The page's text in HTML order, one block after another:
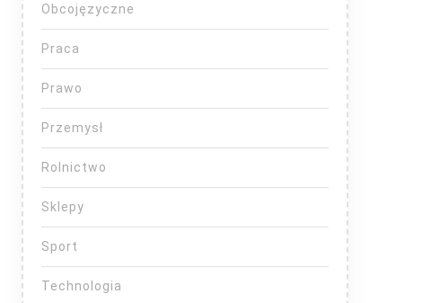
Obcojęzyczne
Praca
Prawo
Przemysł
Rolnictwo
Sklepy
Sport
Technologia